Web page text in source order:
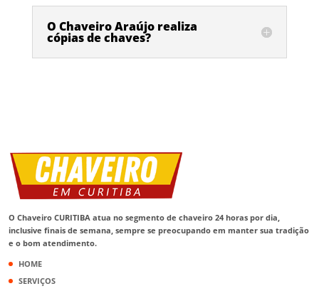
O Chaveiro Araújo realiza
cópias de chaves?
O Chaveiro CURITIBA atua no segmento de chaveiro 24 horas por dia,
inclusive finais de semana, sempre se preocupando em manter sua tradição
e o bom atendimento.
HOME
SERVIÇOS